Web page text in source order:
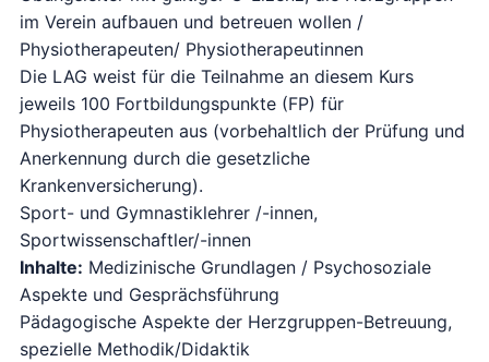
im Verein aufbauen und betreuen wollen /
Physiotherapeuten/ Physiotherapeutinnen
Die LAG weist für die Teilnahme an diesem Kurs
jeweils 100 Fortbildungspunkte (FP) für
Physiotherapeuten aus (vorbehaltlich der Prüfung und
Anerkennung durch die gesetzliche
Krankenversicherung).
Sport- und Gymnastiklehrer /-innen,
Sportwissenschaftler/-innen
Inhalte: Medizinische Grundlagen / Psychosoziale
Aspekte und Gesprächsführung
Pädagogische Aspekte der Herzgruppen-Betreuung,
spezielle Methodik/Didaktik